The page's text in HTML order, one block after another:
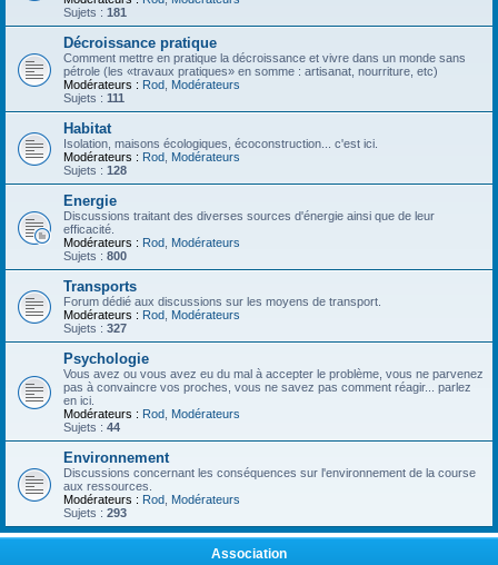
Sujets : 181
Décroissance pratique
Comment mettre en pratique la décroissance et vivre dans un monde sans
pétrole (les «travaux pratiques» en somme : artisanat, nourriture, etc)
Modérateurs : Rod Modérateurs
Sujets : 111
Habitat
Isolation, maisons écologiques, écoconstruction... c'est ici.
Modérateurs : Rod Modérateurs
Sujets : 128
Energie
Discussions traitant des diverses sources d'énergie ainsi que de leur
efficacité.
Modérateurs : Rod Modérateurs
Sujets : 800
Transports
Forum dédié aux discussions sur les moyens de transport.
Modérateurs : Rod Modérateurs
Sujets : 327
Psychologie
Vous avez ou vous avez eu du mal à accepter le problème, vous ne parvenez
pas à convaincre vos proches, vous ne savez pas comment réagir... parlez
en ici.
Modérateurs : Rod Modérateurs
Sujets : 44
Environnement
Discussions concernant les conséquences sur l'environnement de la course
aux ressources.
Modérateurs : Rod Modérateurs
Sujets : 293
Association